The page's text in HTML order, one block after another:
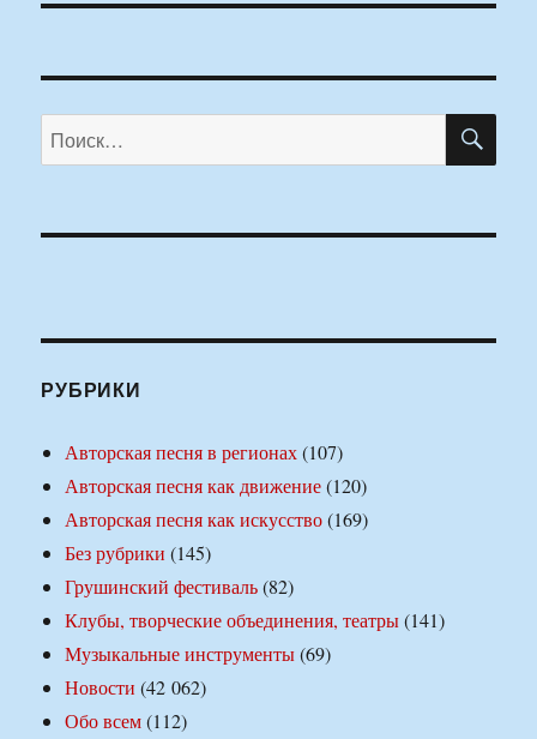
Искать:
РУБРИКИ
Авторская песня в регионах(107)
Авторская песня как движение(120)
Авторская песня как искусство(169)
Без рубрики (145)
Грушинский фестиваль(82)
Клубы, творческие объединения, театры(141)
Музыкальные инструменты(69)
Новости (42 062)
Обо всем(112)